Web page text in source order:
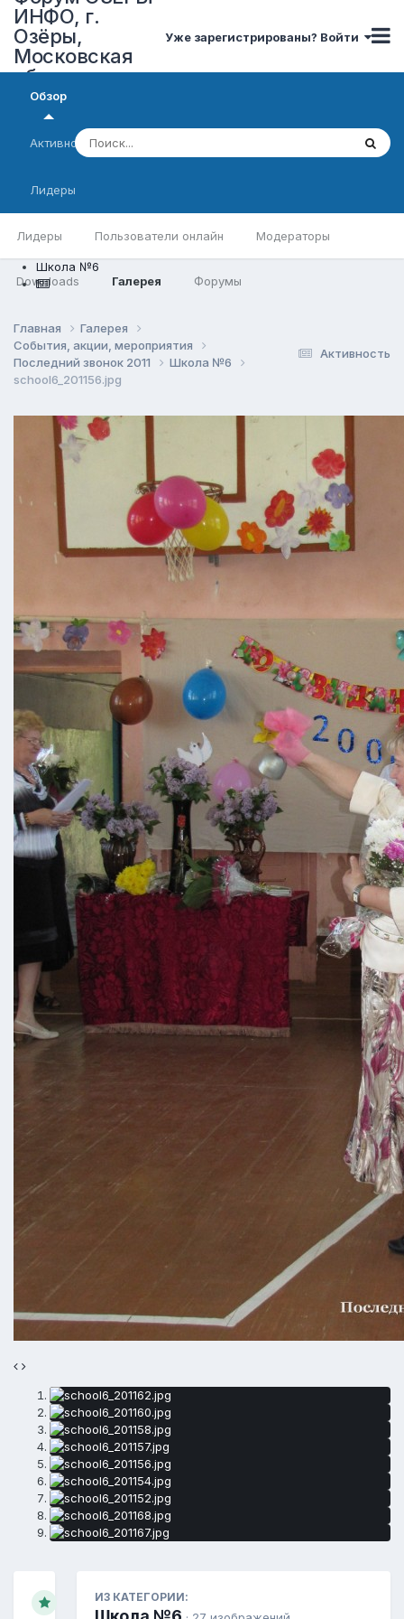
ИНФО, г.
Озёры,
Московская
область
Уже зарегистрированы? Войти
Обзор
Лидеры Пользователи онлайн Модераторы
Downloads Галерея Форумы
Активность
Лидеры
Школа №6
Активность
Главная
Галерея
События, акции, мероприятия
Последний звонок 2011
Школа №6
school6_201156.jpg
ИЗ КАТЕГОРИИ: